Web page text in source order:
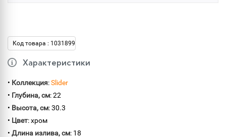
Код товара : 1031899
Характеристики
• Коллекция:Slider
• Глубина, см: 22
• Высота, см: 30.3
• Цвет: хром
• Длина излива, см: 18